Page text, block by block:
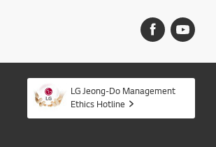
LG Jeong-Do Management
Ethics Hotline